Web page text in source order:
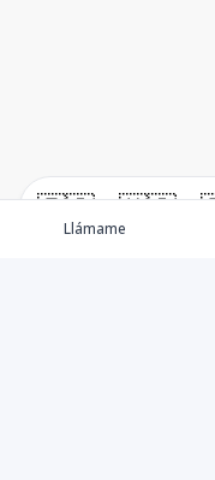
🇪🇸 🇺🇸
Llámame